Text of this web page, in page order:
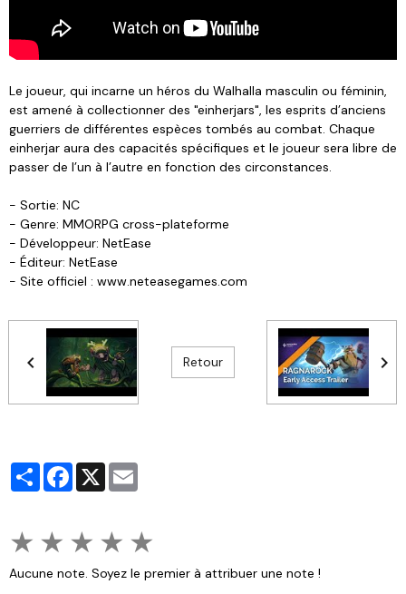
Le joueur, qui incarne un héros du Walhalla masculin ou féminin,
est amené à collectionner des "einherjars", les esprits d’anciens
guerriers de différentes espèces tombés au combat. Chaque
einherjar aura des capacités spécifiques et le joueur sera libre de
passer de l’un à l’autre en fonction des circonstances.
- Sortie: NC
- Genre: MMORPG cross-plateforme
- Développeur: NetEase
- Éditeur: NetEase
- Site officiel : www.neteasegames.com
Retour
PartagerFacebook
X
★ ★ ★ ★ ★
Aucune note. Soyez le premier à attribuer une note !